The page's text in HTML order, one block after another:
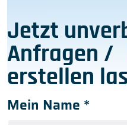
Jetzt
Anfragen /
erstellen
Mein Name *